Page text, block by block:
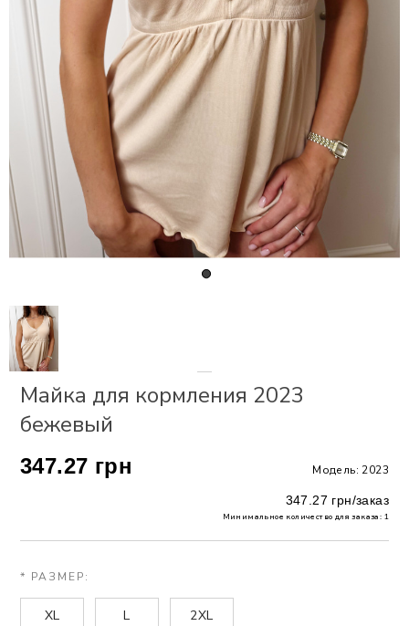
Майка для кормления 2023
бежевый
347.27 грн Модель: 2023
347.27 грн/заказ
Минимальное количество для заказа: 1
* РАЗМЕР:
XL L 2XL